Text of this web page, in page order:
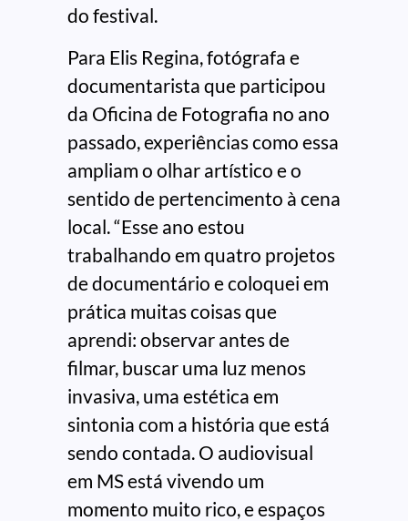
do festival.
Para Elis Regina, fotógrafa e
documentarista que participou
da Oficina de Fotografia no ano
passado, experiências como essa
ampliam o olhar artístico e o
sentido de pertencimento à cena
local. “Esse ano estou
trabalhando em quatro projetos
de documentário e coloquei em
prática muitas coisas que
aprendi: observar antes de
filmar, buscar uma luz menos
invasiva, uma estética em
sintonia com a história que está
sendo contada. O audiovisual
em MS está vivendo um
momento muito rico, e espaços